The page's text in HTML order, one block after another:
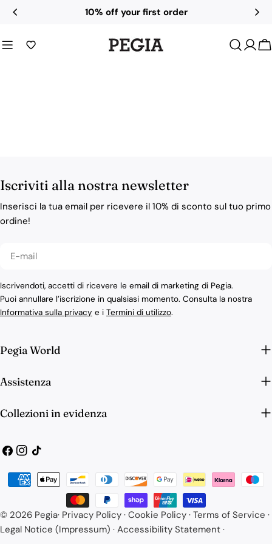
Salta
10% off your first order
Iscriviti alla nostra newsletter
Inserisci la tua email per ricevere il 10% di sconto sul tuo primo
ordine!
Iscrivendoti, accetti di ricevere le email di marketing di Pegia.
Puoi annullare l’iscrizione in qualsiasi momento. Consulta la nostra
Informativa sulla privacy e i Termini di utilizzo.
Pegia World
Assistenza
Collezioni in evidenza
Facebook
Instagram
Tic
© 2026 Pegia· Privacy Policy · Cookie Policy · Terms of Service ·
Legal Notice (Impressum) · Accessibility Statement ·
Modalità
pagamento
Accesso richiesto
Accedi al tuo account per aggiungere prodotti alla tua
lista dei desideri e visualizzare gli articoli salvati in
precedenza.